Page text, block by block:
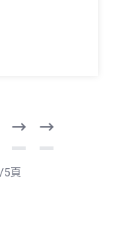
一
頁
後
5頁